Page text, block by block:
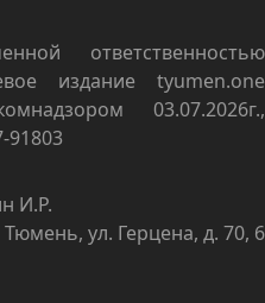
ответственностью
издание tyumen.one
03.07.2026г.,
91803
И.Р.
ул. Герцена, д. 70, 6